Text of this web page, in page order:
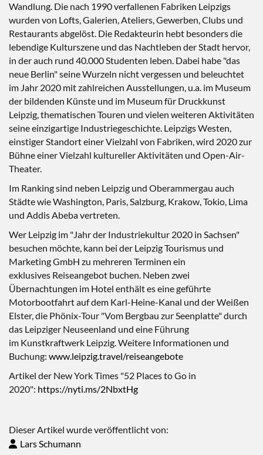
Wandlung. Die nach 1990 verfallenen Fabriken Leipzigs
wurden von Lofts, Galerien, Ateliers, Gewerben, Clubs und
Restaurants abgelöst. Die Redakteurin hebt besonders die
lebendige Kulturszene und das Nachtleben der Stadt hervor,
in der auch rund 40.000 Studenten leben. Dabei habe "das
neue Berlin" seine Wurzeln nicht vergessen und beleuchtet
im Jahr 2020 mit zahlreichen Ausstellungen, u.a. im Museum
der bildenden Künste und im Museum für Druckkunst
Leipzig, thematischen Touren und vielen weiteren Aktivitäten
seine einzigartige Industriegeschichte. Leipzigs Westen,
einstiger Standort einer Vielzahl von Fabriken, wird 2020 zur
Bühne einer Vielzahl kultureller Aktivitäten und Open-Air-
Theater.
Im Ranking sind neben Leipzig und Oberammergau auch
Städte wie Washington, Paris, Salzburg, Krakow, Tokio, Lima
und Addis Abeba vertreten.
Wer Leipzig im "Jahr der Industriekultur 2020 in Sachsen"
besuchen möchte, kann bei der Leipzig Tourismus und
Marketing GmbH zu mehreren Terminen ein
exklusives Reiseangebot buchen. Neben zwei
Übernachtungen im Hotel enthält es eine geführte
Motorbootfahrt auf dem Karl-Heine-Kanal und der Weißen
Elster, die Phönix-Tour "Vom Bergbau zur Seenplatte" durch
das Leipziger Neuseenland und eine Führung
im Kunstkraftwerk Leipzig. Weitere Informationen und
Buchung: www.leipzig.travel/reiseangebote
Artikel der New York Times "52 Places to Go in
2020": https://nyti.ms/2NbxtHg
Dieser Artikel wurde veröffentlicht von:
Lars Schumann